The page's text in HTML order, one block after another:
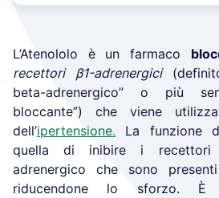
L’Atenololo è un farmaco
recettori β1-adrenergici
beta-adrenergico” o più
bloccante”) che viene
dell’ipertensione. La funzione
quella di inibire i recettori
adrenergico che sono
riducendone lo sforzo. È